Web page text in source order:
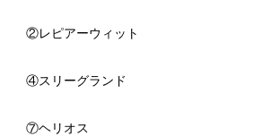
②レピアーウィット
④スリーグランド
⑦ヘリオス